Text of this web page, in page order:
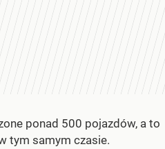
ponad 500 pojazdów, a to
tym samym czasie.